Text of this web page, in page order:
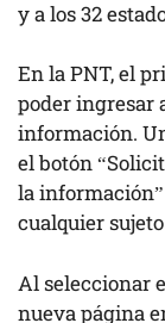
y a los 32
En la PNT, el
poder ingresar
información.
el botón
la
cualquier
Al seleccionar
nueva página